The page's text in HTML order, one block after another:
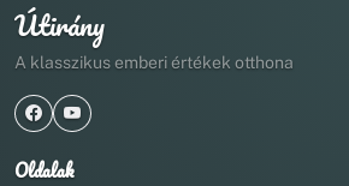
Útirány
A klasszikus emberi értékek otthona
Oldalak